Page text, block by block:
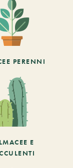
PERENNI
E